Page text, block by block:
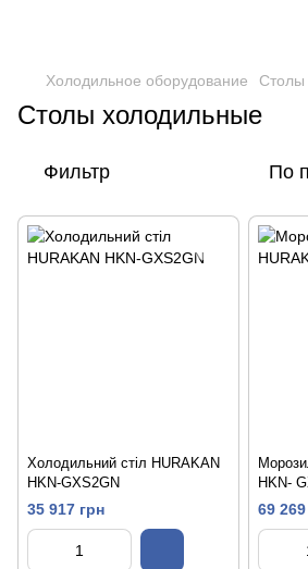
Холодильное оборудование Столы
Столы холодильные
Фильтр По
Холодильний стіл HURAKAN
HKN-GXS2GN
35 917 грн
HKN-
69